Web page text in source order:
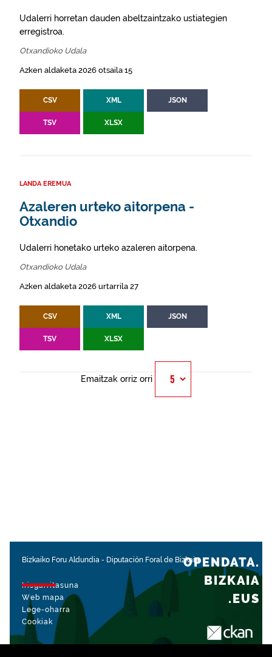
Udalerri horretan dauden abeltzaintzako ustiategien
erregistroa.
Otxandioko Udala
Azken aldaketa 2026 otsaila 15
CSV XML JSON
TSV XLSX
LANDA EREMUA
Azaleren urteko aitorpena -
Otxandio
Udalerri honetako urteko azaleren aitorpena.
Otxandioko Udala
Azken aldaketa 2026 urtarrila 27
CSV XML JSON
TSV XLSX
Emaitzak orriz orri
Bizkaiko Foru Aldundia - Diputación Foral de Bizkaia
Irisgarritasuna
Web mapa
Lege-oharra
Cookiak
OPENDATA.
BIZKAIA
.EUS